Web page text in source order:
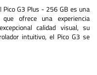
Pico G3 Plus - 256 GB es una
ofrece una experiencia
calidad visual, su
intuitivo, el Pico G3 se